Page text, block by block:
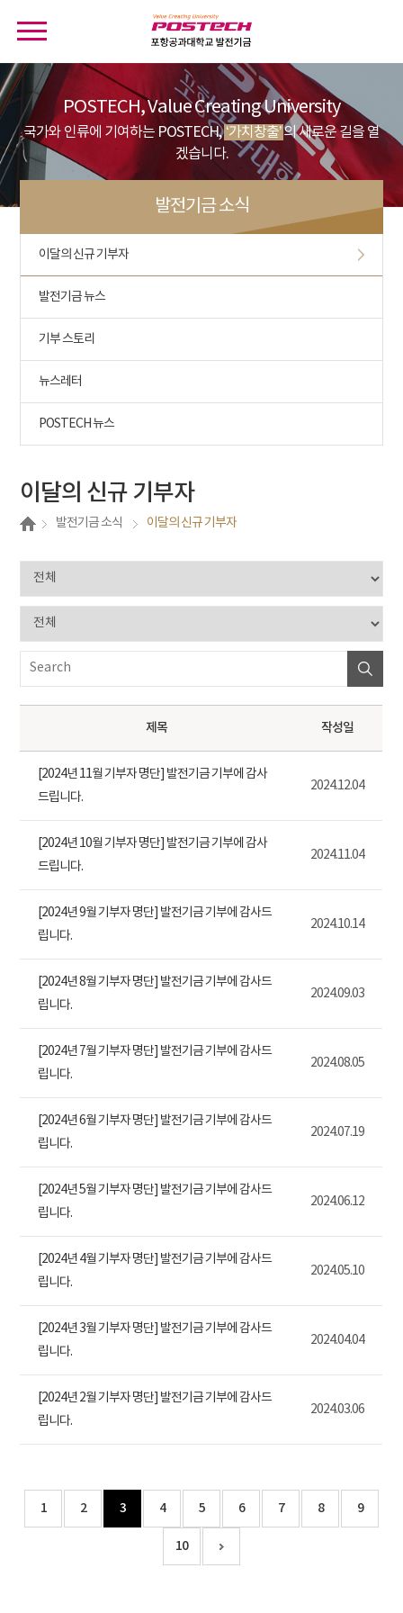
POSTECH, Value Creating University
국가와 인류에 기여하는 POSTECH,‘가치창출’의 새로운 길을 열
겠습니다.
발전기금 소식
이달의 신규 기부자
발전기금 뉴스
기부 스토리
뉴스레터
POSTECH 뉴스
이달의 신규 기부자
발전기금 소식 이달의 신규 기부자
제목 작성일
[2024년 11월 기부자 명단] 발전기금 기부에 감사
드립니다.
2024.12.04
[2024년 10월 기부자 명단] 발전기금 기부에 감사
드립니다.
2024.11.04
[2024년 9월 기부자 명단] 발전기금 기부에 감사드
립니다.
2024.10.14
[2024년 8월 기부자 명단] 발전기금 기부에 감사드
립니다.
2024.09.03
[2024년 7월 기부자 명단] 발전기금 기부에 감사드
립니다.
2024.08.05
[2024년 6월 기부자 명단] 발전기금 기부에 감사드
립니다.
2024.07.19
[2024년 5월 기부자 명단] 발전기금 기부에 감사드
립니다.
2024.06.12
[2024년 4월 기부자 명단] 발전기금 기부에 감사드
립니다.
2024.05.10
[2024년 3월 기부자 명단] 발전기금 기부에 감사드
립니다.
2024.04.04
[2024년 2월 기부자 명단] 발전기금 기부에 감사드
립니다.
2024.03.06
1 2 3 4 5 6 7 8 9
10